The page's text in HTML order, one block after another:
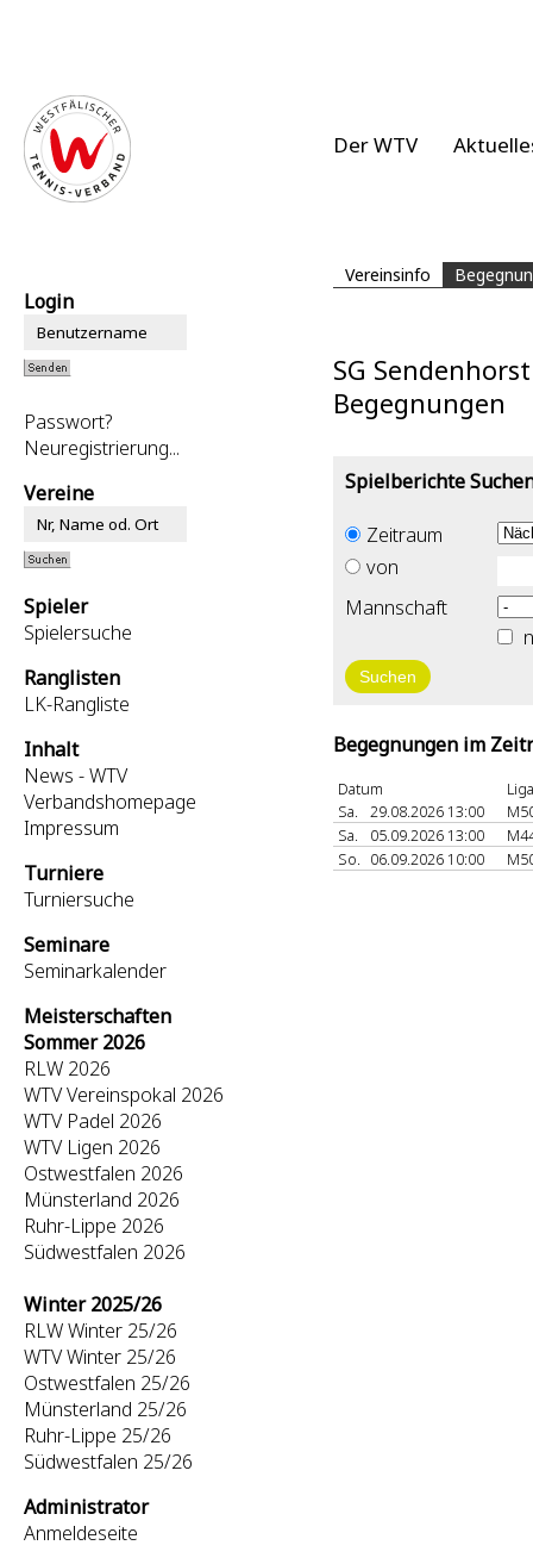
Der WTV
Vereinsinfo
Login
Passwort?
Neuregistrierung...
Vereine
Spieler
Spielersuche
Ranglisten
LK-Rangliste
Inhalt
News - WTV
Verbandshomepage
Impressum
Turniere
Turniersuche
Seminare
Seminarkalender
Meisterschaften
Sommer 2026
RLW 2026
WTV Vereinspokal 2026
WTV Padel 2026
WTV Ligen 2026
Ostwestfalen 2026
Münsterland 2026
Ruhr-Lippe 2026
Südwestfalen 2026
Winter 2025/26
RLW Winter 25/26
WTV Winter 25/26
Ostwestfalen 25/26
Münsterland 25/26
Ruhr-Lippe 25/26
Südwestfalen 25/26
Administrator
Anmeldeseite
SG Sendenhorst
Begegnungen
Spielberichte
Zeitraum
von
Mannschaft
Begegnungen im
Datum
Liga
Sa.
29.08.2026 13:00
Sa.
05.09.2026 13:00
So. 06.09.2026 10:00